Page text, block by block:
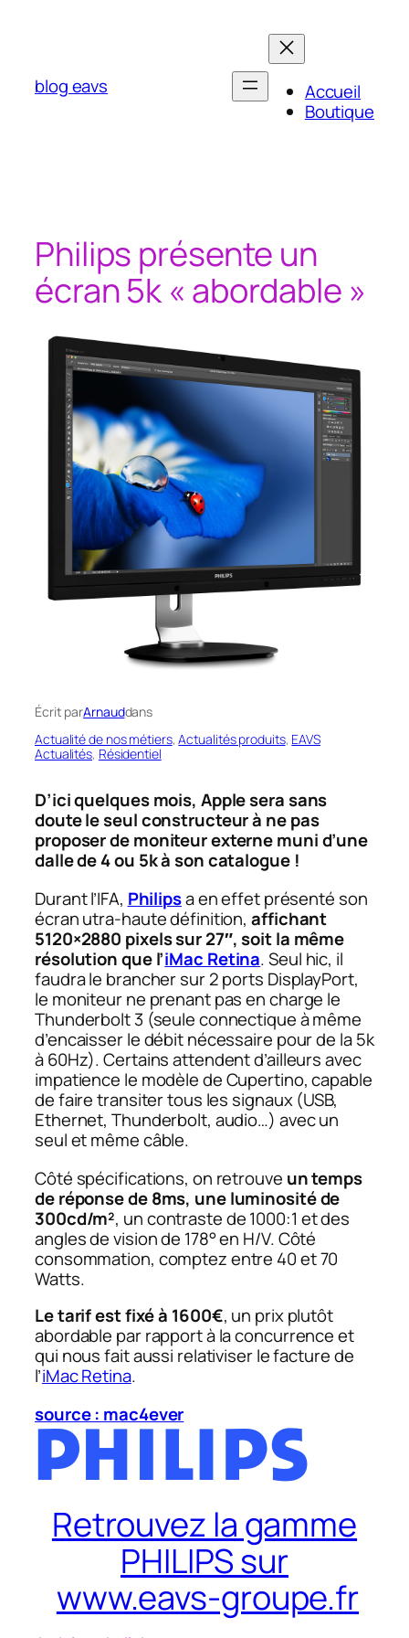
blog eavs
Accueil
Boutique
Philips présente un
écran 5k « abordable »
Écrit parArnauddans
Actualité de nos métiers, Actualités produits, EAVS
Actualités, Résidentiel
D’ici quelques mois, Apple sera sans
doute le seul constructeur à ne pas
proposer de moniteur externe muni d’une
dalle de 4 ou 5k à son catalogue !
Durant l’IFA, Philipsa en effet présenté son
écran utra-haute définition,affichant
5120×2880 pixels sur 27″, soit la même
résolution que l’iMac Retina. Seul hic, il
faudra le brancher sur 2 ports DisplayPort,
le moniteur ne prenant pas en charge le
Thunderbolt 3 (seule connectique à même
d’encaisser le débit nécessaire pour de la 5k
à 60Hz). Certains attendent d’ailleurs avec
impatience le modèle de Cupertino, capable
de faire transiter tous les signaux (USB,
Ethernet, Thunderbolt, audio…) avec un
seul et même câble.
Côté spécifications, on retrouve un temps
de réponse de 8ms, une luminosité de
300cd/m², un contraste de 1000:1 et des
angles de vision de 178° en H/V. Côté
consommation, comptez entre 40 et 70
Watts.
Le tarif est fixé à 1600€, un prix plutôt
abordable par rapport à la concurrence et
qui nous fait aussi relativiser le facture de
l’iMac Retina.
source : mac4ever
Retrouvez la gamme
PHILIPS sur
www.eavs-groupe.fr